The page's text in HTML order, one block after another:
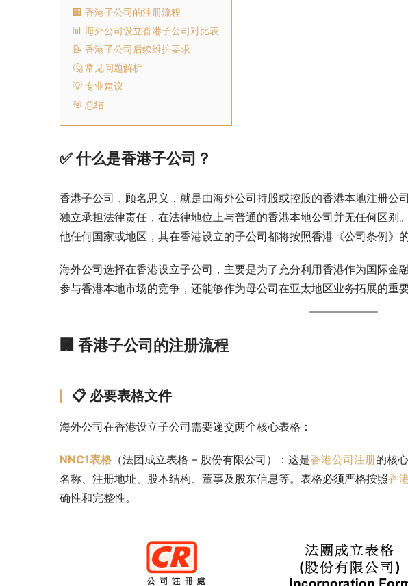
🏢 香港子公司的注册流程
📊 海外公司设立香港子公司对比表
📝 香港子公司后续维护要求
🤔 常见问题解析
💡 专业建议
🎯 总结
✅ 什么是香港子公司？
香港子公司，顾名思义，就是由海外公司持股或控股的香港本地注册公
独立承担法律责任，在法律地位上与普通的香港本地公司并无任何区别
他任何国家或地区，其在香港设立的子公司都将按照香港《公司条例》
海外公司选择在香港设立子公司，主要是为了充分利用香港作为国际金
参与香港本地市场的竞争，还能够作为母公司在亚太地区业务拓展的重
🏢 香港子公司的注册流程
📋 必要表格文件
海外公司在香港设立子公司需要递交两个核心表格：
NNC1表格 （法团成立表格 – 股份有限公司）：这是香港公司注册的核
名称、注册地址、股本结构、董事及股东信息等。表格必须严格按照香
确性和完整性。